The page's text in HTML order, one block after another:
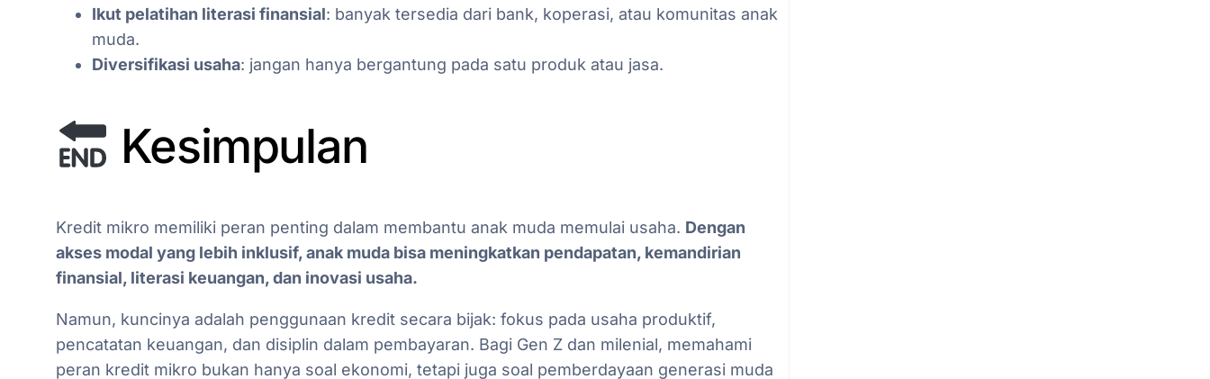
Ikut pelatihan literasi finansial: banyak tersedia dari bank, koperasi, atau komunitas anak
muda.
Diversifikasi usaha: jangan hanya bergantung pada satu produk atau jasa.
Kesimpulan
Kredit mikro memiliki peran penting dalam membantu anak muda memulai usaha. Dengan
akses modal yang lebih inklusif, anak muda bisa meningkatkan pendapatan, kemandirian
finansial, literasi keuangan, dan inovasi usaha.
Namun, kuncinya adalah penggunaan kredit secara bijak: fokus pada usaha produktif,
pencatatan keuangan, dan disiplin dalam pembayaran. Bagi Gen Z dan milenial, memahami
peran kredit mikro bukan hanya soal ekonomi, tetapi juga soal pemberdayaan generasi muda